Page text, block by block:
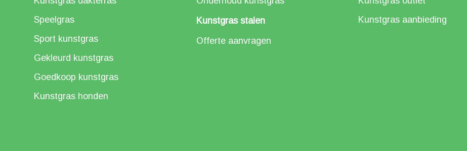
Speelgras
Sport kunstgras
Gekleurd kunstgras
Goedkoop kunstgras
Kunstgras honden
Kunstgras stalen
Offerte aanvragen
Kunstgras aanbieding